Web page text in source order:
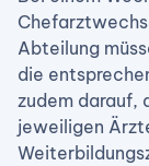
Abteilung
die
zudem darauf,
jeweiligen